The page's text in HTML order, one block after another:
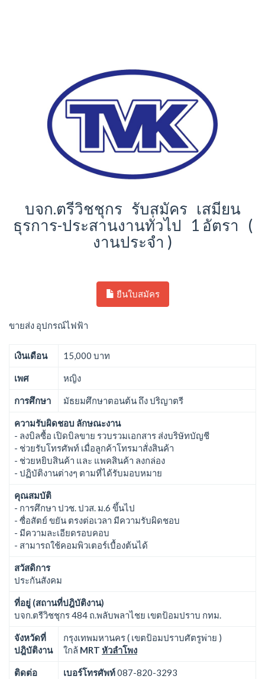
บจก.ตรีวิชชุกร รับสมัคร เสมียน
ธุรการ-ประสานงานทั่วไป 1 อัตรา (
งานประจำ )
ยืนใบสมัคร
ขายส่ง อุปกรณ์ไฟฟ้า
เงินเดือน 15,000 บาท
เพศ หญิง
การศึกษา มัธยมศึกษาตอนต้น ถึง ปริญาตรี
ความรับผิดชอบ ลักษณะงาน
- ลงบิลซื้อ เปิดบิลขาย รวบรวมเอกสาร ส่งบริษัทบัญชี
- ช่วยรับโทรศัพท์ เมื่อลูกค้าโทรมาสั่งสินค้า
- ช่วยหยิบสินค้า และ แพคสินค้า ลงกล่อง
- ปฏิบัติงานต่างๆ ตามที่ได้รับมอบหมาย
คุณสมบัติ
- การศึกษา ปวช. ปวส. ม.6 ขึ้นไป
- ซื่อสัตย์ ขยัน ตรงต่อเวลา มีความรับผิดชอบ
- มีความละเอียดรอบคอบ
- สามารถใช้คอมพิวเตอร์เบื้องต้นได้
สวัสดิการ
ประกันสังคม
ที่อยู่ (สถานที่ปฎิบัติงาน)
บจก.ตรีวิชชุกร 484 ถ.พลับพลาไชย เขตป้อมปราบ กทม.
จังหวัดที่
ปฎิบัติงาน
กรุงเทพมหานคร ( เขตป้อมปราบศัตรูพ่าย )
ใกล้ MRT หัวลำโพง
ติดต่อ
เบอร์โทรศัพท์087-820-3293